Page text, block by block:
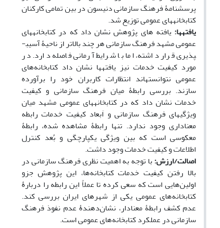
پرسشنامۀ فرهنگ سازمانی دنیسون در بین تمامی کارکنان
کتابخانه­های عمومی توزیع شد.
یافته­ها:یافته­ های پژوهش نشان داد که در کتابخانه­های
عمومی مشهد فرهنگ سازمانی هر چند بالاتر از ناحیۀ آسیب­
پذیری قرار داشته، اما با شرایط آرمانی فاصله دارد. در
مورد کیفیت خدمات نیز یافته­ها نشان داد کتابخانههای
عمومی نتوانسته­اند انتظارات کاربران خود را برآورده
سازند. بررسی رابطۀ میان فرهنگ سازمانی و کیفیت
خدمات نشان داد که در کتابخانه­های عمومی مشهد میان
ویژگی­های فرهنگ سازمانی و اَبعاد کیفیت خدمات رابطه
معناداری وجود ندارد. تنها رابطۀ مشاهده شده، رابطۀ
معکوسی است که بین ویژگی یکپارچگی و بُعد کنترل
اطلاعات و کیفیت خدمات وجود داشت.
اصالت/ارزش:با توجه به اهمیت نظری فرهنگ سازمانی در
بالا رفتن کیفیت خدمات کتابخانه‌ها، این پژوهش جزو
اولین‌هایی است که سعی کرده تا عملاً این رابطه را دربارۀ
کتابخانه‌های عمومی یکی از شهرهای ایران بررسی کند.
عدم کشف رابطۀ معنادار، نشان‌دهندۀ عدم نفوذ فرهنگ
سازمانی در عملکرد کتابخانه‌های عمومی است.